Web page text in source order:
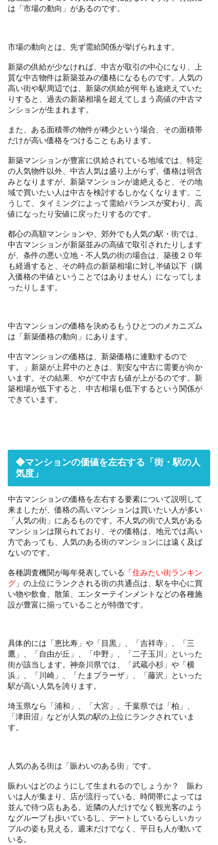
は「市場の動向」があるのです。
市場の動向とは、先ず需給関係が挙げられます。
新築の供給が少なければ、中古が取引の中心になり、上
質な中古物件は新築並みの価格になるものです。人気の
高い街や駅周辺では、新築の供給が何年も途絶えていた
りすると、過去の新築相場を超えてしまう高値の中古マ
ンションが生まれます。
また、ある面積帯の物件が稀少という場合、その面積帯
だけが高い価格をつけることもあります。
新築マンションが豊富に供給されている地域では、特定
の人気物件以外、中古人気は盛り上がらず、価格は弱含
みとなりますが、新築マンションが途絶えると、その地
域で買いたい人は中古を検討するしかなくなります。こ
うして、タイミングによって需給バランスが変わり、高
値になったり安値に戻ったりするのです。
都心の高額マンションや、郊外でも人気の駅・街では、
中古マンションが新築並みの高値で取引されたりします
が、条件の悪い立地・不人気の街の場合は、築後２０年
も経過すると、その時点の新築相場に対し半値以下（購
入価格の半値ということではありません）になってしま
ったりします。
中古マンションの価格を決めるもうひとつのメカニズム
は「新築価格の動向」にあります。
中古マンションの価格は、新築価格に連動するので
す。」新築が上昇中のときは、割安な中古に需要が向か
います。その結果、やがて中古も値が上がるのです。新
築相場が低下すると、中古相場も低下するという関係が
できています。
◆マンションの価値を左右する「街・駅の人
気度」
中古マンションの価格を左右する要素について説明して
来ましたが、価格の高いマンションは買いたい人が多い
「人気の街」にあるものです。不人気の街で人気がある
マンションは限られており、その価格は、地元では高い
方であっても、人気のある街のマンションには遠く及ば
ないのです。
各種調査機関が毎年発表している「住みたい街ランキン
グ 」の上位にランクされる街の共通点は、駅を中心に買
い物や飲食、散策、エンターテインメントなどの各種施
設が豊富に揃っていることが特徴です。
具体的には「恵比寿」や「目黒」、「吉祥寺」、「三
鷹」、「自由が丘」、「中野」、「二子玉川」といった
街が該当します。神奈川県では、「武蔵小杉」や「横
浜」、「川崎」、「たまプラーザ」、「藤沢」といった
駅が高い人気を誇ります。
埼玉県なら「浦和」、「大宮」、千葉県では「柏」、
「津田沼」などが人気の駅の上位にランクされていま
す。
人気のある街は「賑わいのある街」です。
賑わいはどのようにして生まれるのでしょうか？ 賑わ
いは人が集まり、店が流行っている、時間帯によっては
並んで待つ店もある。近隣の人だけでなく観光客のよう
なグループも歩いているし、デートしているらしいカッ
プルの姿も見える。週末だけでなく、平日も人が動いて
いる。